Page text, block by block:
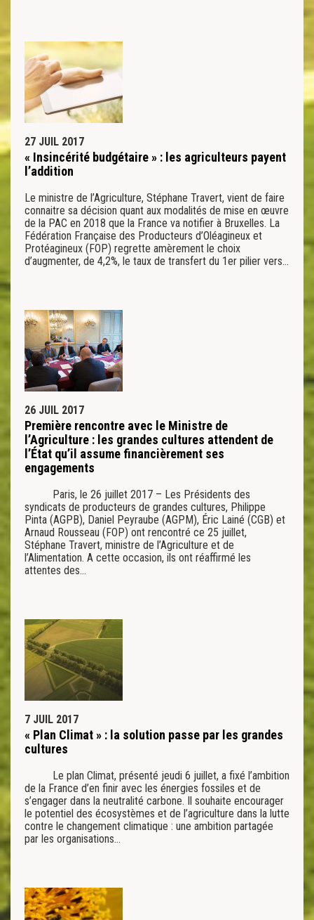
27 JUIL 2017
« Insincérité budgétaire » : les agriculteurs payent
l’addition
Le ministre de l’Agriculture, Stéphane Travert, vient de faire
connaitre sa décision quant aux modalités de mise en œuvre
de la PAC en 2018 que la France va notifier à Bruxelles. La
Fédération Française des Producteurs d’Oléagineux et
Protéagineux (FOP) regrette amèrement le choix
d’augmenter, de 4,2%, le taux de transfert du 1er pilier vers…
26 JUIL 2017
Première rencontre avec le Ministre de
l’Agriculture : les grandes cultures attendent de
l’État qu’il assume financièrement ses
engagements
Paris, le 26 juillet 2017 – Les Présidents des
syndicats de producteurs de grandes cultures, Philippe
Pinta (AGPB), Daniel Peyraube (AGPM), Éric Lainé (CGB) et
Arnaud Rousseau (FOP) ont rencontré ce 25 juillet,
Stéphane Travert, ministre de l’Agriculture et de
l’Alimentation. A cette occasion, ils ont réaffirmé les
attentes des…
7 JUIL 2017
« Plan Climat » : la solution passe par les grandes
cultures
Le plan Climat, présenté jeudi 6 juillet, a fixé l’ambition
de la France d’en finir avec les énergies fossiles et de
s’engager dans la neutralité carbone. Il souhaite encourager
le potentiel des écosystèmes et de l’agriculture dans la lutte
contre le changement climatique : une ambition partagée
par les organisations…